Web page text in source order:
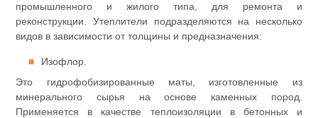
промышленного и жилого типа, для ремонта и
реконструкции. Утеплители подразделяются на несколько
видов в зависимости от толщины и предназначения:
Изофлор.
Это гидрофобизированные маты, изготовленные из
минерального сырья на основе каменных пород.
Применяется в качестве теплоизоляции в бетонных и